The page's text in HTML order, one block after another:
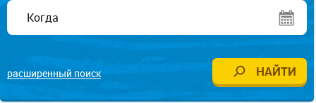
расширенный поиск